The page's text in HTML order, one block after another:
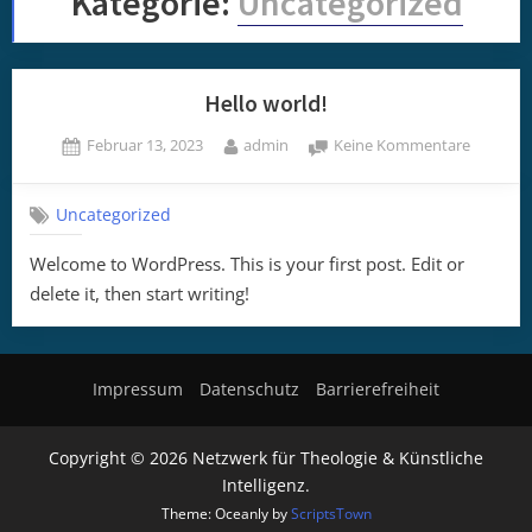
Hello world!
Posted
Februar 13, 2023 By
admin Keine Kommentarezu
Uncategorized
Welcome to WordPress. This is your first post. Edit or
delete it, then start writing!
Impressum Datenschutz Barrierefreiheit
Copyright © 2026 Netzwerk für Theologie & Künstliche
Intelligenz.
Theme: Oceanly byScriptsTown